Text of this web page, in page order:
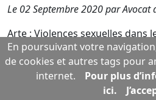
Le 02 Septembre 2020 par Avocat
Arte : Violences sexuelles dans
En poursuivant votre
de cookies et autres tags pour
internet.
Pour plus
ici.